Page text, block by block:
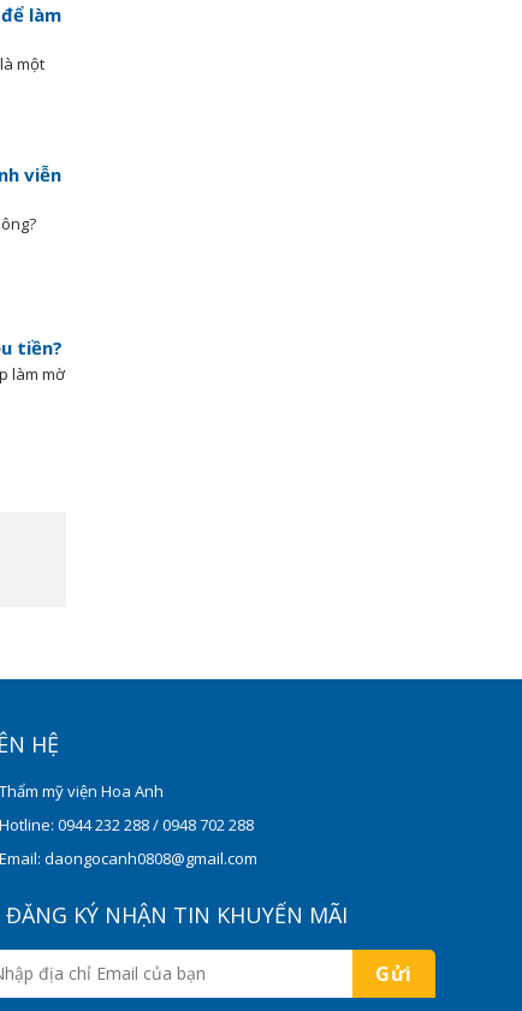
làm
một
viễn
tiền?
làm mờ
HỆ
Thẩm mỹ viện Hoa Anh
Hotline: 0944 232 288 / 0948 702 288
Email: daongocanh0808@gmail.com
ĐĂNG KÝ NHẬN TIN KHUYẾN MÃI